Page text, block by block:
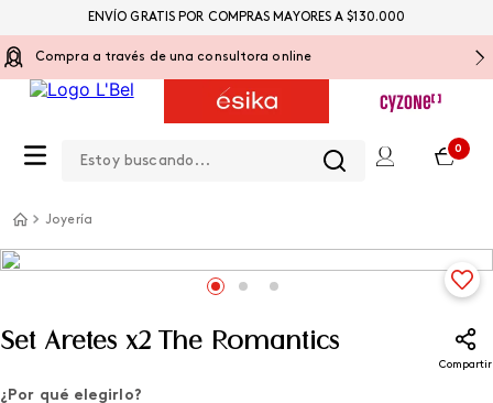
Compra a través de una consultora online
0
ENVÍO GRATIS POR COMPRAS MAYORES A $130.000
Joyería
Set Aretes x2 The Romantics
Compartir
¿Por qué elegirlo?